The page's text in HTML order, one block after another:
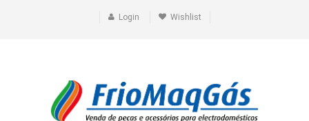
Login Wishlist